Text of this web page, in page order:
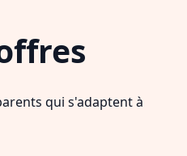
qui s'adaptent à